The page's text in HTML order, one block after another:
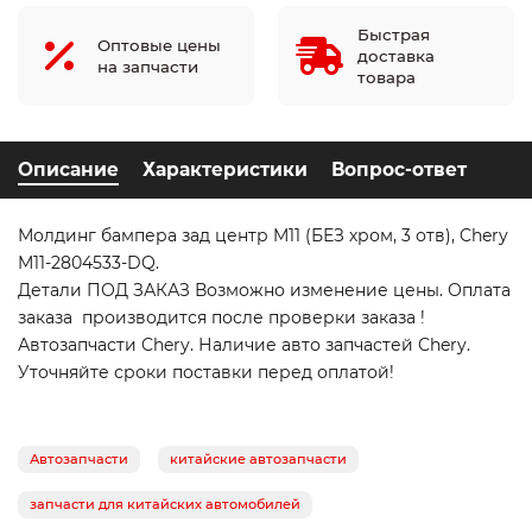
Оптовые цены
на запчасти
Быстрая
доставка
товара
Описание Характеристики Вопрос-ответ
Молдинг бампера зад центр M11 (БЕЗ хром, 3 отв), Chery
M11-2804533-DQ.
Детали ПОД ЗАКАЗ Возможно изменение цены. Оплата
заказа производится после проверки заказа !
Автозапчасти Chery. Наличие авто запчастей Chery.
Уточняйте сроки поставки перед оплатой!
Автозапчасти китайские автозапчасти
запчасти для китайских автомобилей